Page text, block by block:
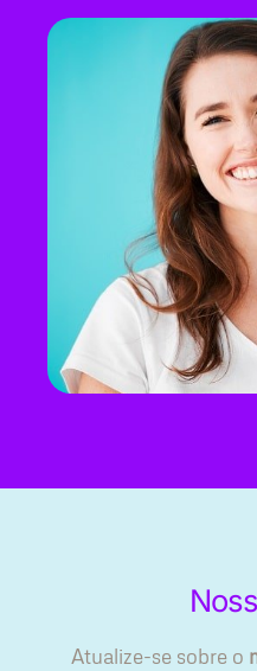
Atualize-se sobre o